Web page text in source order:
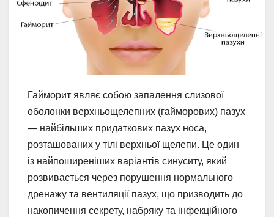
Гайморит являє собою запалення слизової
оболонки верхньощелепних (гайморових) пазух
— найбільших придаткових пазух носа,
розташованих у тілі верхньої щелепи. Це один
із найпоширеніших варіантів синуситу, який
розвивається через порушення нормального
дренажу та вентиляції пазух, що призводить до
накопичення секрету, набряку та інфекційного